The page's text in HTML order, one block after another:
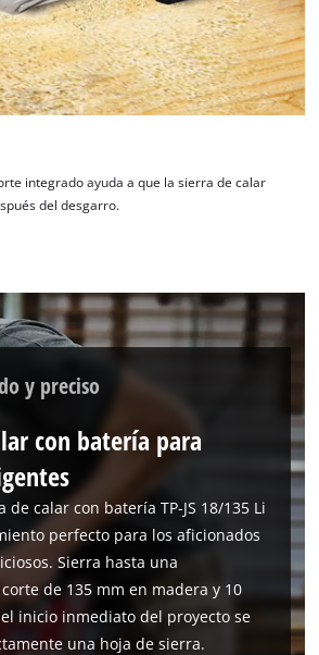
integrado ayuda a que la sierra de calar
del desgarro.
y preciso
con batería para
de calar con batería TP-JS 18/135 Li
perfecto para los aficionados
Sierra hasta una
de 135 mm en madera y 10
inicio inmediato del proyecto se
una hoja de sierra.